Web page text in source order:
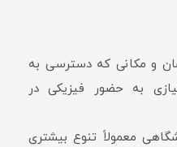
و مکانی که دسترسی به
به حضور فیزیکی در
معمولاً تنوع بیشتری